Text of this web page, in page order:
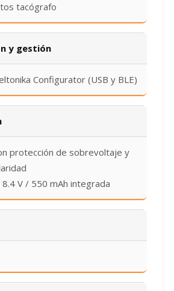
tacógrafo
y gestión
Configurator (USB y BLE)
protección de sobrevoltaje y
V / 550 mAh integrada